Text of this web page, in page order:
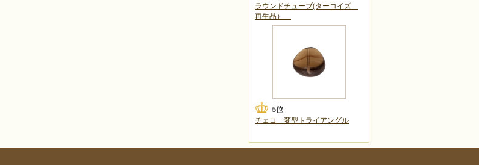
ラウンドチューブ(ターコイズ
再生品）
チェコ 変型トライアングル